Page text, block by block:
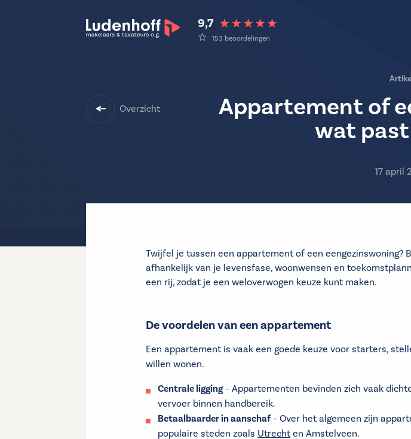
9,7
153 beoordelingen
Overzicht Appartement of
wat
17 april
Twijfel je tussen een appartement of een eengezinswoning?
afhankelijk van je levensfase, woonwensen en
een rij, zodat je een weloverwogen keuze kunt maken.
De voordelen van een appartement
Een appartement is vaak een goede keuze voor starters,
willen wonen.
Centrale ligging– Appartementen bevinden zich vaak
vervoer binnen handbereik.
Betaalbaarder in aanschaf– Over het algemeen zijn
populaire steden zoals Utrechten Amstelveen.